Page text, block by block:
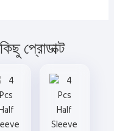
প্রোডাক্ট